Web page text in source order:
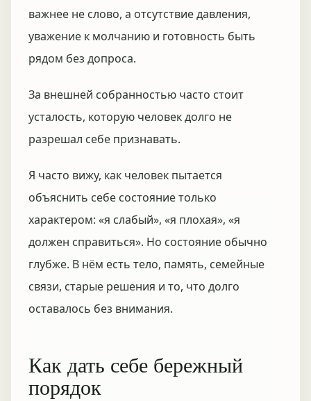
важнее не слово, а отсутствие давления,
уважение к молчанию и готовность быть
рядом без допроса.
За внешней собранностью часто стоит
усталость, которую человек долго не
разрешал себе признавать.
Я часто вижу, как человек пытается
объяснить себе состояние только
характером: «я слабый», «я плохая», «я
должен справиться». Но состояние обычно
глубже. В нём есть тело, память, семейные
связи, старые решения и то, что долго
оставалось без внимания.
Как дать себе бережный
порядок